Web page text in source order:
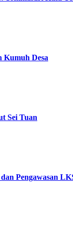
Kumuh Desa
Sei Tuan
Pengawasan